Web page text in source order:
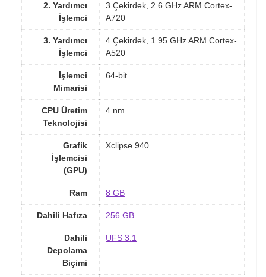
2. Yardımcı
İşlemci
3 Çekirdek, 2.6 GHz ARM Cortex-
A720
3. Yardımcı
İşlemci
4 Çekirdek, 1.95 GHz ARM Cortex-
A520
İşlemci
Mimarisi
64-bit
CPU Üretim
Teknolojisi
4 nm
Grafik
İşlemcisi
(GPU)
Xclipse 940
Ram 8 GB
Dahili Hafıza 256 GB
Dahili
Depolama
Biçimi
UFS 3.1